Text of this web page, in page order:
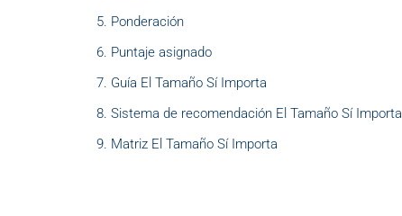
Ponderación
Puntaje asignado
Guía El Tamaño Sí Importa
Sistema de recomendación El Tamaño Sí Importa
Matriz El Tamaño Sí Importa